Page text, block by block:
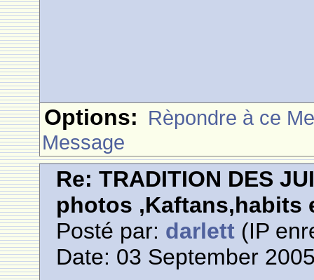
Options: Rèpondre à ce
Message
Re: TRADITION DES
photos ,Kaftans,habits
Posté par: darlett (IP
Date: 03 September